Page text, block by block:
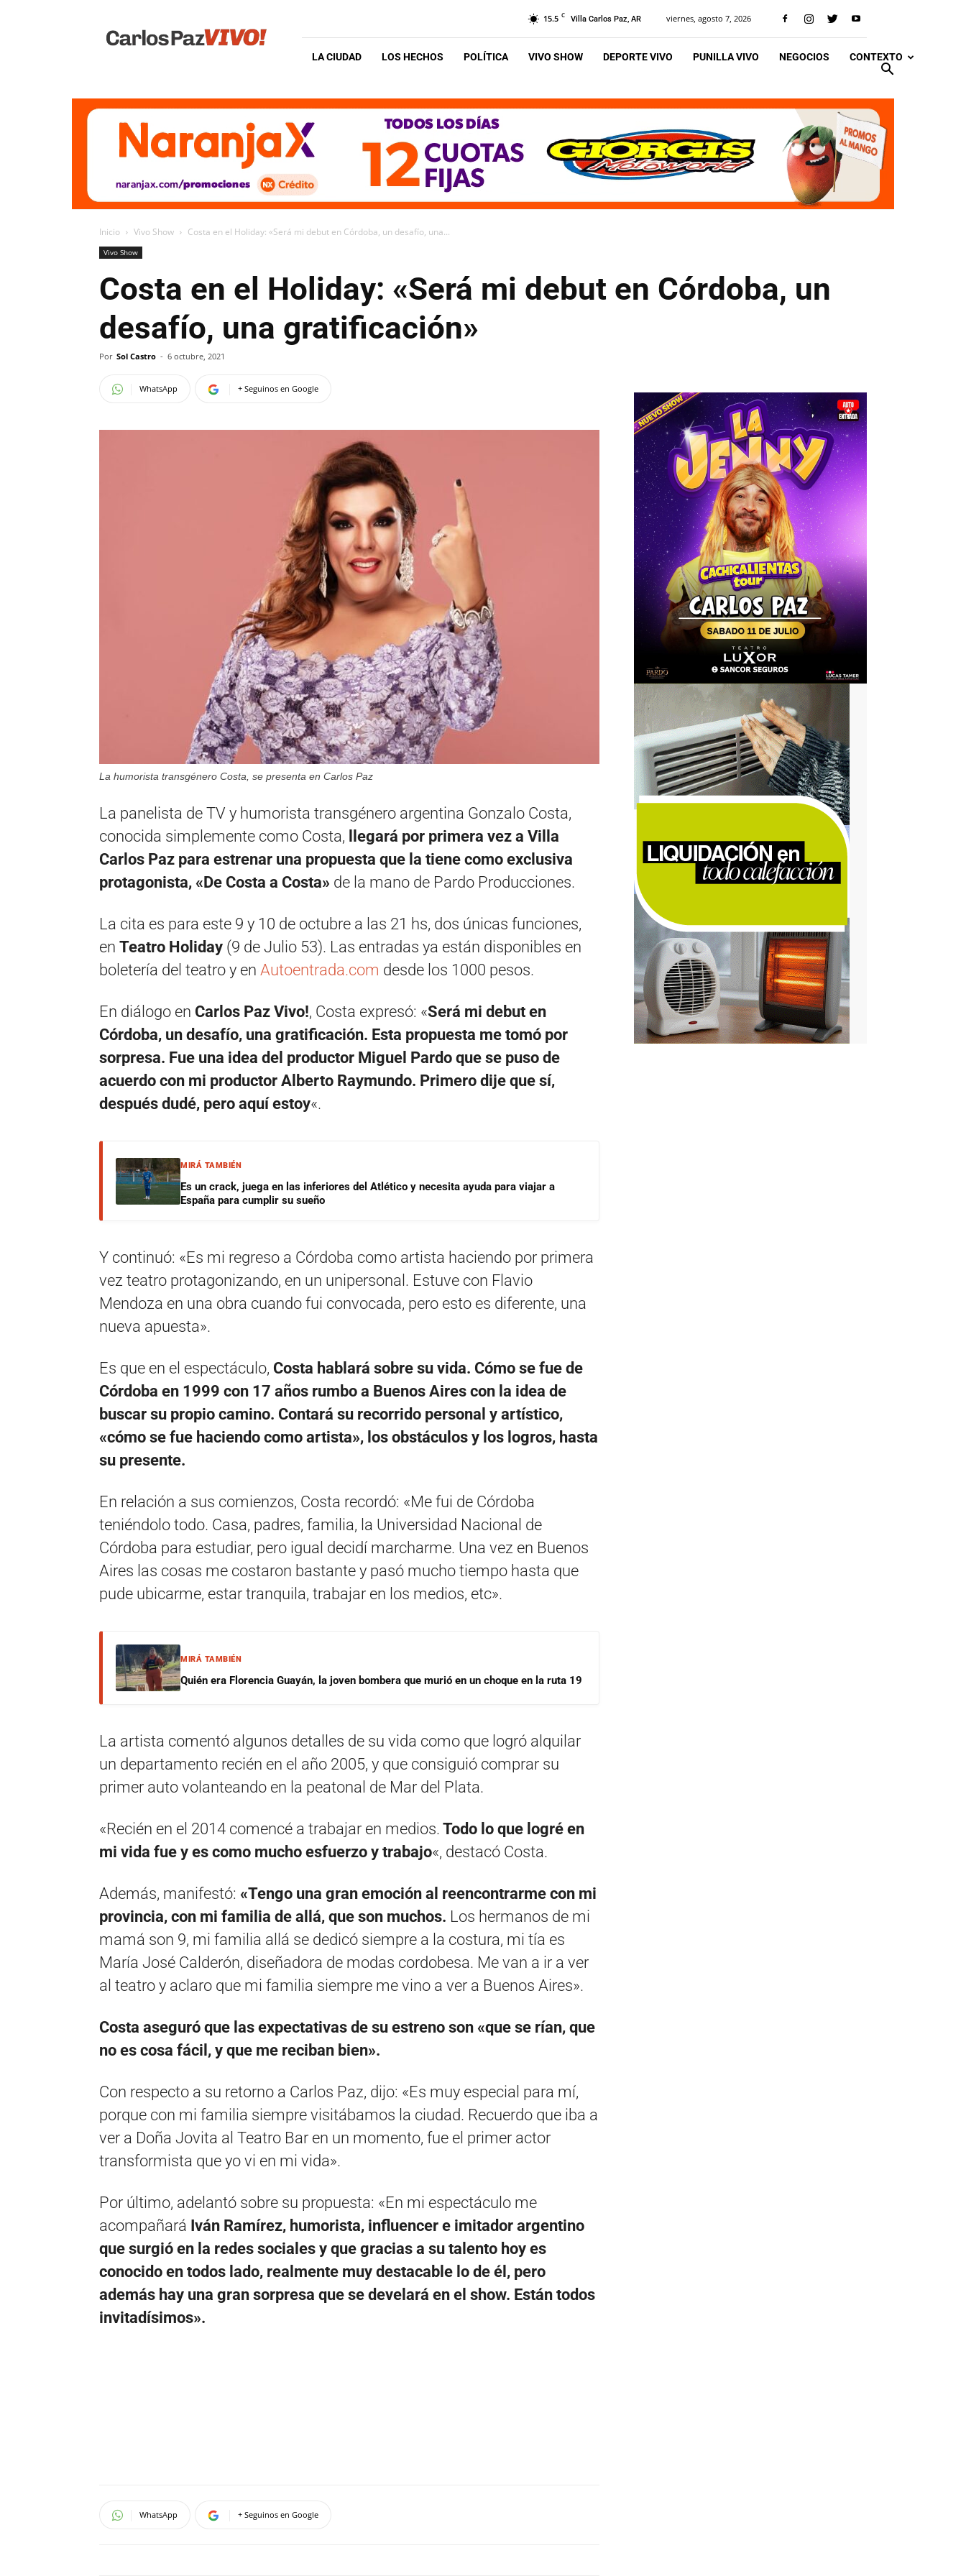
Vivo
15.5 C Villa Carlos Paz, AR viernes, agosto 7, 2026
LA CIUDAD LOS HECHOS POLÍTICA VIVO SHOW DEPORTE VIVO PUNILLA VIVO NEGOCIOS CONTEXTO
Inicio Vivo Show Costa en el Holiday: «Será mi debut en Córdoba, un desafío, una...
Vivo Show
Costa en el Holiday: «Será mi debut en Córdoba, un
desafío, una gratificación»
Por Sol Castro - 6 octubre, 2021
WhatsApp + Seguinos en Google
La humorista transgénero Costa, se presenta en Carlos Paz
La panelista de TV y humorista transgénero argentina Gonzalo Costa,
conocida simplemente como Costa,
llegará por primera vez a Villa
Carlos Paz para estrenar una propuesta que la tiene como exclusiva
protagonista, «De Costa a Costa» de la mano de Pardo Producciones.
La cita es para este 9 y 10 de octubre a las 21 hs, dos únicas funciones,
en Teatro Holiday (9 de Julio 53). Las entradas ya están disponibles en
boletería del teatro y en Autoentrada.com desde los 1000 pesos.
En diálogo en Carlos Paz Vivo!, Costa expresó: «Será mi debut en
Córdoba, un desafío, una gratificación. Esta propuesta me tomó por
sorpresa. Fue una idea del productor Miguel Pardo que se puso de
acuerdo con mi productor Alberto Raymundo. Primero dije que sí,
después dudé, pero aquí estoy«.
MIRÁ TAMBIÉN
Es un crack, juega en las inferiores del Atlético y necesita ayuda para viajar a
España para cumplir su sueño
Y continuó: «Es mi regreso a Córdoba como artista haciendo por primera
vez teatro protagonizando, en un unipersonal. Estuve con Flavio
Mendoza en una obra cuando fui convocada, pero esto es diferente, una
nueva apuesta».
Es que en el espectáculo, Costa hablará sobre su vida. Cómo se fue de
Córdoba en 1999 con 17 años rumbo a Buenos Aires con la idea de
buscar su propio camino. Contará su recorrido personal y artístico,
«cómo se fue haciendo como artista», los obstáculos y los logros, hasta
su presente.
En relación a sus comienzos, Costa recordó: «Me fui de Córdoba
teniéndolo todo. Casa, padres, familia, la Universidad Nacional de
Córdoba para estudiar, pero igual decidí marcharme. Una vez en Buenos
Aires las cosas me costaron bastante y pasó mucho tiempo hasta que
pude ubicarme, estar tranquila, trabajar en los medios, etc».
MIRÁ TAMBIÉN
Quién era Florencia Guayán, la joven bombera que murió en un choque en la ruta 19
La artista comentó algunos detalles de su vida como que logró alquilar
un departamento recién en el año 2005, y que consiguió comprar su
primer auto volanteando en la peatonal de Mar del Plata.
«Recién en el 2014 comencé a trabajar en medios. Todo lo que logré en
mi vida fue y es como mucho esfuerzo y trabajo«, destacó Costa.
Además, manifestó: «Tengo una gran emoción al reencontrarme con mi
provincia, con mi familia de allá, que son muchos. Los hermanos de mi
mamá son 9, mi familia allá se dedicó siempre a la costura, mi tía es
María José Calderón, diseñadora de modas cordobesa. Me van a ir a ver
al teatro y aclaro que mi familia siempre me vino a ver a Buenos Aires».
Costa aseguró que las expectativas de su estreno son «que se rían, que
no es cosa fácil, y que me reciban bien».
Con respecto a su retorno a Carlos Paz, dijo: «Es muy especial para mí,
porque con mi familia siempre visitábamos la ciudad. Recuerdo que iba a
ver a Doña Jovita al Teatro Bar en un momento, fue el primer actor
transformista que yo vi en mi vida».
Por último, adelantó sobre su propuesta: «En mi espectáculo me
acompañará Iván Ramírez, humorista, influencer e imitador argentino
que surgió en la redes sociales y que gracias a su talento hoy es
conocido en todos lado, realmente muy destacable lo de él, pero
además hay una gran sorpresa que se develará en el show. Están todos
invitadísimos».
WhatsApp + Seguinos en Google